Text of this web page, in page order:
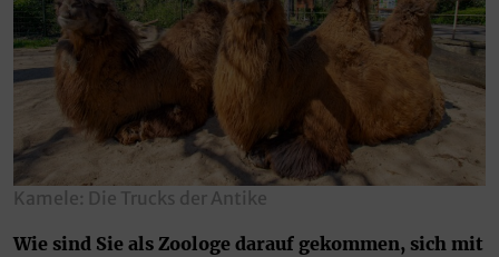
Kamele: Die Trucks der Antike
Wie sind Sie als Zoologe darauf gekommen, sich mit